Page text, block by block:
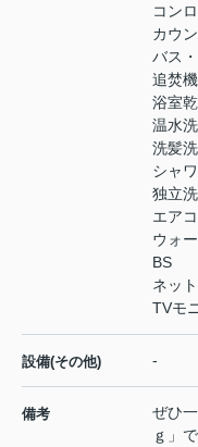
コン
カウ
バス
追焚
浴室
温水
洗髪
シャ
独立
エア
ウォ
BS
ネッ
TVモ
設備(その他) -
備考
ぜひ
ｇ」